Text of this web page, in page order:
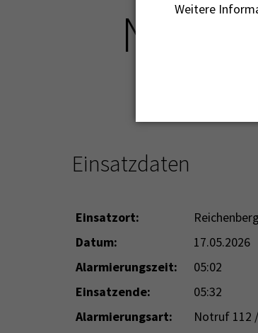
Nr.
Einsatzdaten
Einsatzort:
Datum:
17.05.2026
Alarmierungszeit:
05:02
Einsatzende:
05:32
Alarmierungsart:
Notruf 112
Weitere